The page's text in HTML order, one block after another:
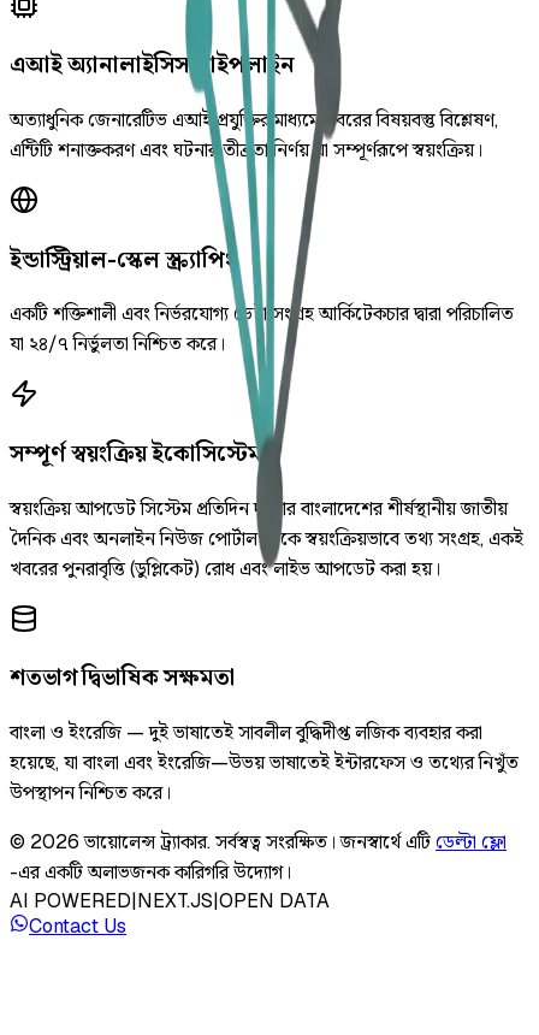
এআই অ্যানালাইসিস পাইপলাইন
অত্যাধুনিক জেনারেটিভ এআই প্রযুক্তির মাধ্যমে খবরের বিষয়বস্তু বিশ্লেষণ,
এন্টিটি শনাক্তকরণ এবং ঘটনার তীব্রতা নির্ণয় যা সম্পূর্ণরূপে স্বয়ংক্রিয়।
ইন্ডাস্ট্রিয়াল-স্কেল স্ক্র্যাপিং
একটি শক্তিশালী এবং নির্ভরযোগ্য ডেটা সংগ্রহ আর্কিটেকচার দ্বারা পরিচালিত
যা ২৪/৭ নির্ভুলতা নিশ্চিত করে।
সম্পূর্ণ স্বয়ংক্রিয় ইকোসিস্টেম
স্বয়ংক্রিয় আপডেট সিস্টেম প্রতিদিন দুইবার বাংলাদেশের শীর্ষস্থানীয় জাতীয়
দৈনিক এবং অনলাইন নিউজ পোর্টাল থেকে স্বয়ংক্রিয়ভাবে তথ্য সংগ্রহ, একই
খবরের পুনরাবৃত্তি (ডুপ্লিকেট) রোধ এবং লাইভ আপডেট করা হয়।
শতভাগ দ্বিভাষিক সক্ষমতা
বাংলা ও ইংরেজি — দুই ভাষাতেই সাবলীল বুদ্ধিদীপ্ত লজিক ব্যবহার করা
হয়েছে, যা বাংলা এবং ইংরেজি—উভয় ভাষাতেই ইন্টারফেস ও তথ্যের নিখুঁত
উপস্থাপন নিশ্চিত করে।
© 2026 ভায়োলেন্স ট্র্যাকার.সর্বস্বত্ব সংরক্ষিত। জনস্বার্থে এটিডেল্টা ফ্লো
-এর একটি অলাভজনক কারিগরি উদ্যোগ।
AI POWERED|NEXT.JS|OPEN DATA
Contact Us